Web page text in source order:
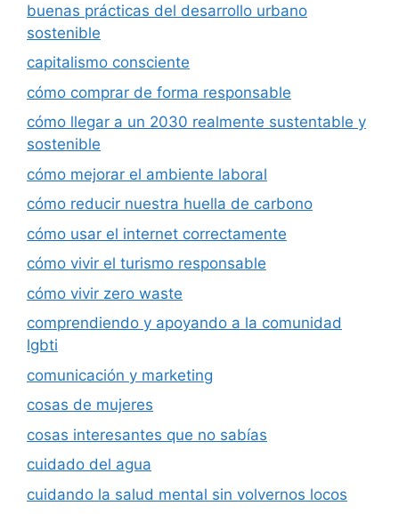
buenas prácticas del desarrollo urbano
sostenible
capitalismo consciente
cómo comprar de forma responsable
cómo llegar a un 2030 realmente sustentable y
sostenible
cómo mejorar el ambiente laboral
cómo reducir nuestra huella de carbono
cómo usar el internet correctamente
cómo vivir el turismo responsable
cómo vivir zero waste
comprendiendo y apoyando a la comunidad
lgbti
comunicación y marketing
cosas de mujeres
cosas interesantes que no sabías
cuidado del agua
cuidando la salud mental sin volvernos locos